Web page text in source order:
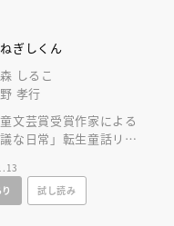
ぎしくん
しるこ
孝行
文芸賞受賞作家による
議な日常」転生童話リー
せのありかたを、じわ
じる！試し読み